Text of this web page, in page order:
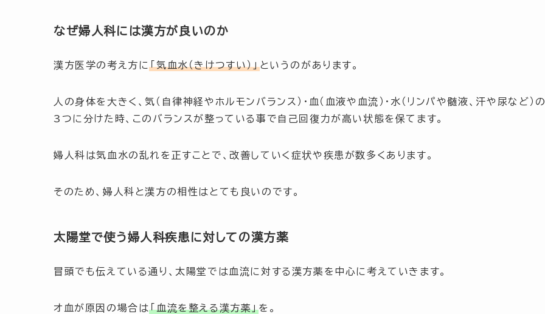
なぜ婦人科には漢方が良いのか
漢方医学の考え方に「気血水（きけつすい）」というのがあります。
人の身体を大きく、気（自律神経やホルモンバランス）・血（血液や血流）・水（リンパや髄液、汗や尿など）
3つに分けた時、このバランスが整っている事で自己回復力が高い状態を保てます。
婦人科は気血水の乱れを正すことで、改善していく症状や疾患が数多くあります。
そのため、婦人科と漢方の相性はとても良いのです。
太陽堂で使う婦人科疾患に対しての漢方薬
冒頭でも伝えている通り、太陽堂では血流に対する漢方薬を中心に考えていきます。
オ血が原因の場合は「血流を整える漢方薬」を。